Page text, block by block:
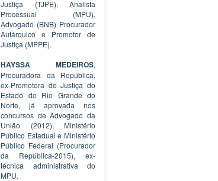
Justiça (TJPE), Analista
Processual (MPU),
Advogado (BNB) Procurador
Autárquico e Promotor de
Justiça (MPPE).
HAYSSA MEDEIROS,
Procuradora da República,
ex-Promotora de Justiça do
Estado do Rio Grande do
Norte, já aprovada nos
concursos de Advogado da
União (2012), Ministério
Público Estadual e Ministério
Público Federal (Procurador
da República-2015), ex-
técnica administrativa do
MPU.